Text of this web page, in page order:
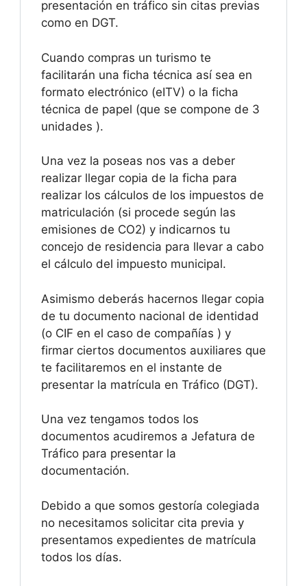
presentación en tráfico sin citas previas
como en DGT.
Cuando compras un turismo te
facilitarán una ficha técnica así sea en
formato electrónico (eITV) o la ficha
técnica de papel (que se compone de 3
unidades ).
Una vez la poseas nos vas a deber
realizar llegar copia de la ficha para
realizar los cálculos de los impuestos de
matriculación (si procede según las
emisiones de CO2) y indicarnos tu
concejo de residencia para llevar a cabo
el cálculo del impuesto municipal.
Asimismo deberás hacernos llegar copia
de tu documento nacional de identidad
(o CIF en el caso de compañías ) y
firmar ciertos documentos auxiliares que
te facilitaremos en el instante de
presentar la matrícula en Tráfico (DGT).
Una vez tengamos todos los
documentos acudiremos a Jefatura de
Tráfico para presentar la
documentación.
Debido a que somos gestoría colegiada
no necesitamos solicitar cita previa y
presentamos expedientes de matrícula
todos los días.